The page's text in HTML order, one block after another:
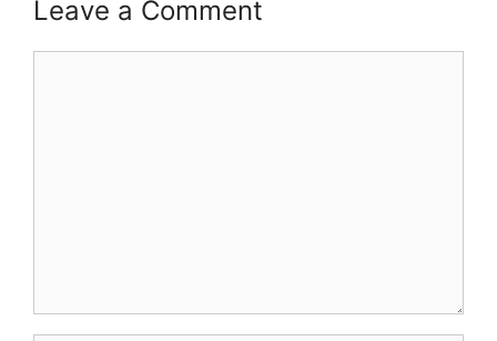
Leave a Comment